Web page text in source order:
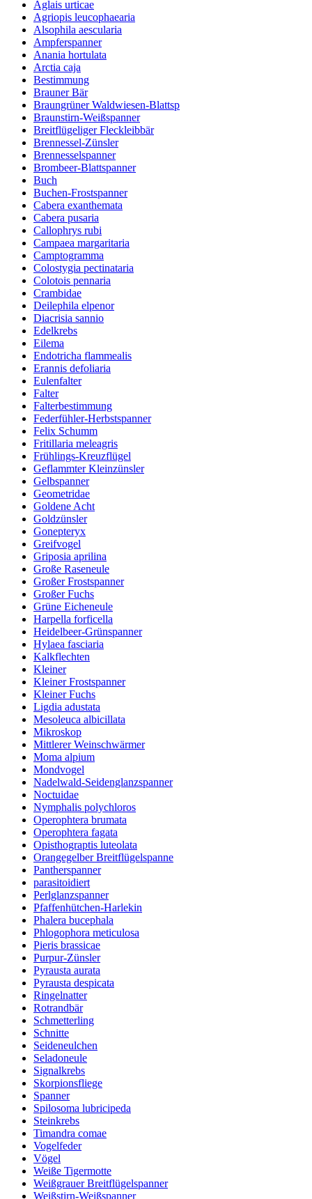
Aglais urticae
Agriopis leucophaearia
Alsophila aescularia
Ampferspanner
Anania hortulata
Arctia caja
Bestimmung
Brauner Bär
Braungrüner Waldwiesen-Blattsp
Braunstirn-Weißspanner
Breitflügeliger Fleckleibbär
Brennessel-Zünsler
Brennesselspanner
Brombeer-Blattspanner
Buch
Buchen-Frostspanner
Cabera exanthemata
Cabera pusaria
Callophrys rubi
Campaea margaritaria
Camptogramma
Colostygia pectinataria
Colotois pennaria
Crambidae
Deilephila elpenor
Diacrisia sannio
Edelkrebs
Eilema
Endotricha flammealis
Erannis defoliaria
Eulenfalter
Falter
Falterbestimmung
Federfühler-Herbstspanner
Felix Schumm
Fritillaria meleagris
Frühlings-Kreuzflügel
Geflammter Kleinzünsler
Gelbspanner
Geometridae
Goldene Acht
Goldzünsler
Gonepteryx
Greifvogel
Griposia aprilina
Große Raseneule
Großer Frostspanner
Großer Fuchs
Grüne Eicheneule
Harpella forficella
Heidelbeer-Grünspanner
Hylaea fasciaria
Kalkflechten
Kleiner
Kleiner Frostspanner
Kleiner Fuchs
Ligdia adustata
Mesoleuca albicillata
Mikroskop
Mittlerer Weinschwärmer
Moma alpium
Mondvogel
Nadelwald-Seidenglanzspanner
Noctuidae
Nymphalis polychloros
Operophtera brumata
Operophtera fagata
Opisthograptis luteolata
Orangegelber Breitflügelspanne
Pantherspanner
parasitoidiert
Perlglanzspanner
Pfaffenhütchen-Harlekin
Phalera bucephala
Phlogophora meticulosa
Pieris brassicae
Purpur-Zünsler
Pyrausta aurata
Pyrausta despicata
Ringelnatter
Rotrandbär
Schmetterling
Schnitte
Seideneulchen
Seladoneule
Signalkrebs
Skorpionsfliege
Spanner
Spilosoma lubricipeda
Steinkrebs
Timandra comae
Vogelfeder
Vögel
Weiße Tigermotte
Weißgrauer Breitflügelspanner
Weißstirn-Weißspanner